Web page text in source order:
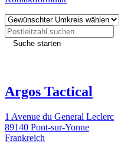
Suche starten
Argos Tactical
1 Avenue du General Leclerc
89140 Pont-sur-Yonne
Frankreich